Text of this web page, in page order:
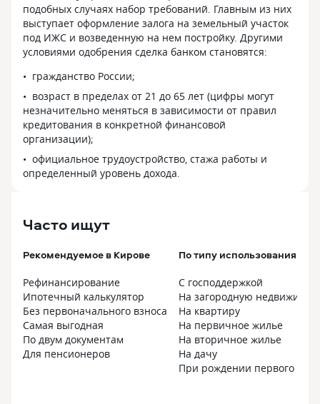
подобных случаях набор требований. Главным из них
выступает оформление залога на земельный участок
под ИЖС и возведенную на нем постройку. Другими
условиями одобрения сделка банком становятся:
гражданство России;
возраст в пределах от 21 до 65 лет (цифры могут
незначительно меняться в зависимости от правил
кредитования в конкретной финансовой
организации);
официальное трудоустройство, стажа работы и
определенный уровень дохода.
Часто ищут
Рекомендуемое в Кирове
Рефинансирование
Ипотечный калькулятор
Без первоначального взноса
Самая выгодная
По двум документам
Для пенсионеров
По типу использования в
С господдержкой
На загородную
На квартиру
На первичное жилье
На вторичное жилье
На дачу
При рождении первого